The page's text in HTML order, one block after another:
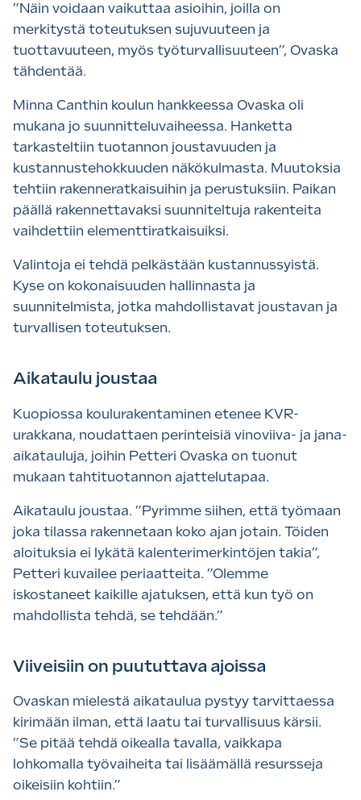
”Näin voidaan vaikuttaa asioihin, joilla on
merkitystä toteutuksen sujuvuuteen ja
tuottavuuteen, myös työturvallisuuteen”, Ovaska
tähdentää.
Minna Canthin koulun hankkeessa Ovaska oli
mukana jo suunnitteluvaiheessa. Hanketta
tarkasteltiin tuotannon joustavuuden ja
kustannustehokkuuden näkökulmasta. Muutoksia
tehtiin rakenneratkaisuihin ja perustuksiin. Paikan
päällä rakennettavaksi suunniteltuja rakenteita
vaihdettiin elementtiratkaisuiksi.
Valintoja ei tehdä pelkästään kustannussyistä.
Kyse on kokonaisuuden hallinnasta ja
suunnitelmista, jotka mahdollistavat joustavan ja
turvallisen toteutuksen.
Aikataulu joustaa
Kuopiossa koulurakentaminen etenee KVR-
urakkana, noudattaen perinteisiä vinoviiva- ja jana-
aikatauluja, joihin Petteri Ovaska on tuonut
mukaan tahtituotannon ajattelutapaa.
Aikataulu joustaa. ”Pyrimme siihen, että työmaan
joka tilassa rakennetaan koko ajan jotain. Töiden
aloituksia ei lykätä kalenterimerkintöjen takia”,
Petteri kuvailee periaatteita. ”Olemme
iskostaneet kaikille ajatuksen, että kun työ on
mahdollista tehdä, se tehdään.”
Viiveisiin on puututtava ajoissa
Ovaskan mielestä aikataulua pystyy tarvittaessa
kirimään ilman, että laatu tai turvallisuus kärsii.
”Se pitää tehdä oikealla tavalla, vaikkapa
lohkomalla työvaiheita tai lisäämällä resursseja
oikeisiin kohtiin.”